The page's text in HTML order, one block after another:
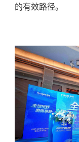
的有效路径。